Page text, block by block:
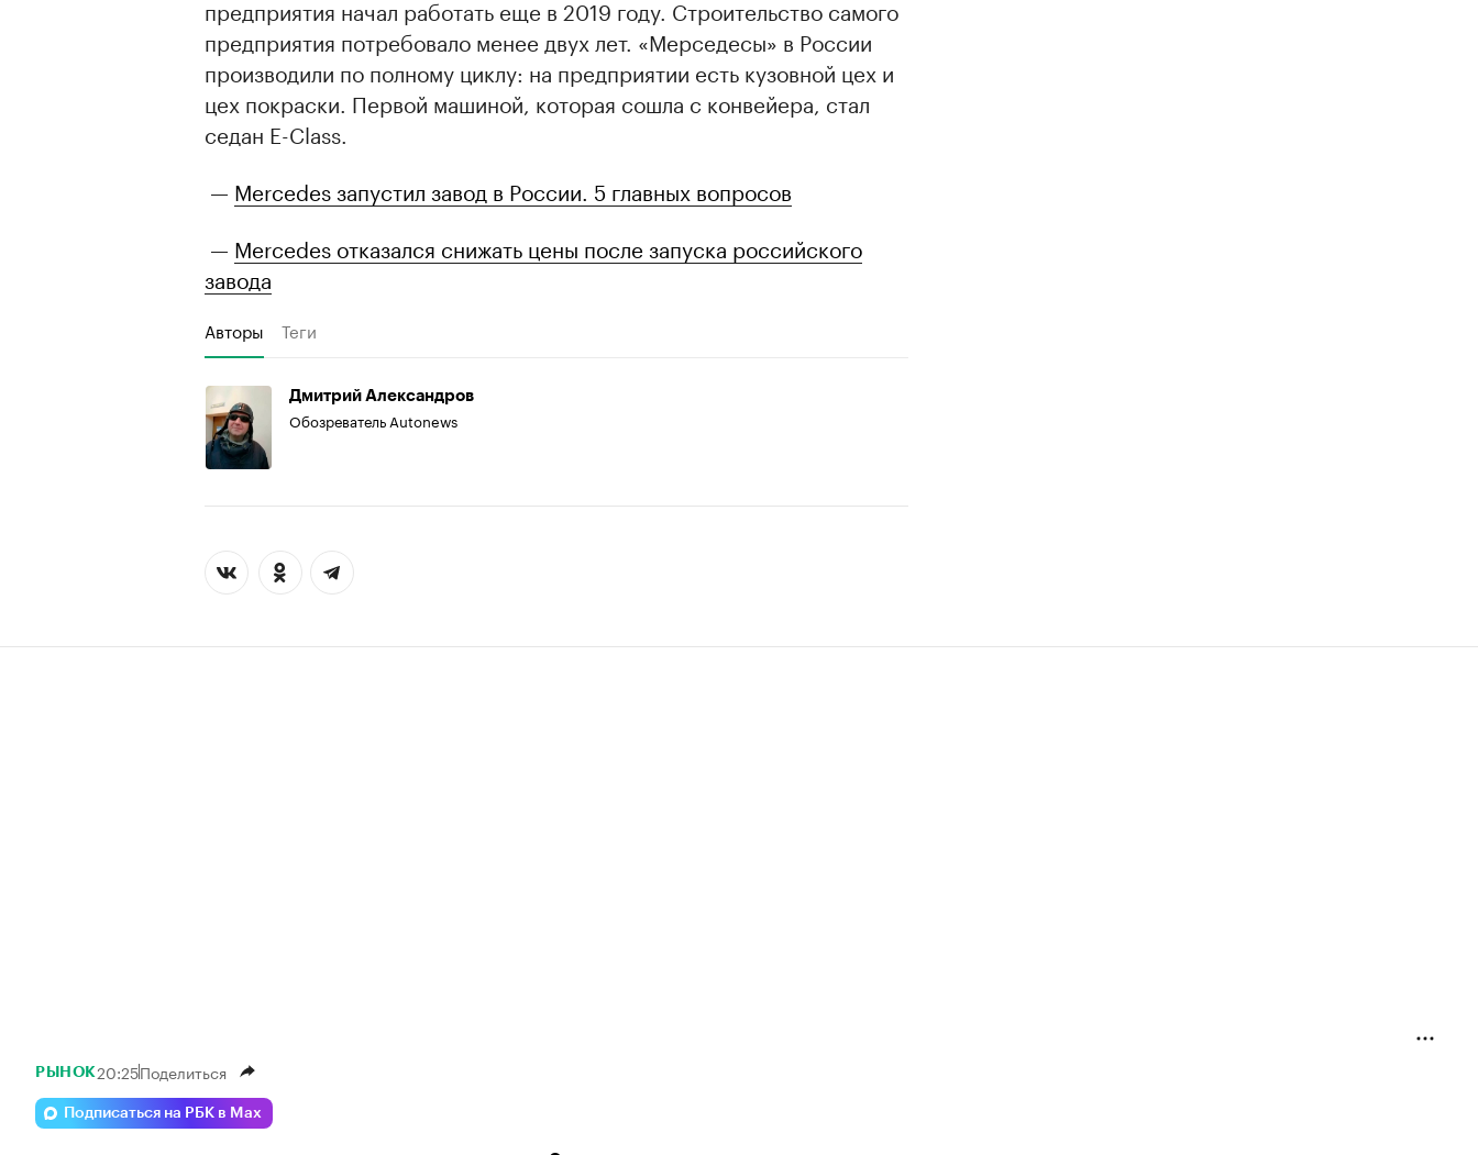
предприятия начал работать еще в 2019 году. Строительство самого
предприятия потребовало менее двух лет. «Мерседесы» в России
производили по полному циклу: на предприятии есть кузовной цех и
цех покраски. Первой машиной, которая сошла с конвейера, стал
седан E-Class.
— Mercedes запустил завод в России. 5 главных вопросов
— Mercedes отказался снижать цены после запуска российского
завода
Авторы Теги
Дмитрий Александров
Обозреватель Autonews
РЫНОК 20:25Поделиться
Подписаться на РБК в Max